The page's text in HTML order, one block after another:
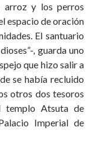
arroz y los perros
espacio de oración
El santuario
, guarda uno
que hizo salir a
se había recluido
otros dos tesoros
templo Atsuta de
Imperial de